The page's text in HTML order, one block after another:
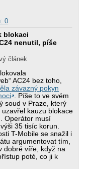
0
blokaci
nenutil, píše
článek
AC24 bez toho,
závazný pokyn
. Píše to ve svém
soud v Praze, který
kauzu blokace
Operátor musí
35 tisíc korun.
T-Mobile se snažil i
argumentovat tím,
dobré víře, když na
poté, co ji k